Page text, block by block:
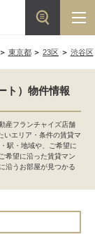
東京都 23区 渋谷区
ト）物件情報
産フランチャイズ店舗
いエリア・条件の賃貸マ
駅・地域や、ご希望に
希望に沿った賃貸マン
沿うお部屋が見つかる